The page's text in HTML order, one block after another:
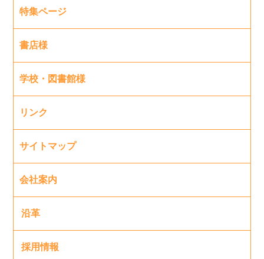
特集ページ
書店様
学校・図書館様
リンク
サイトマップ
会社案内
沿革
採用情報